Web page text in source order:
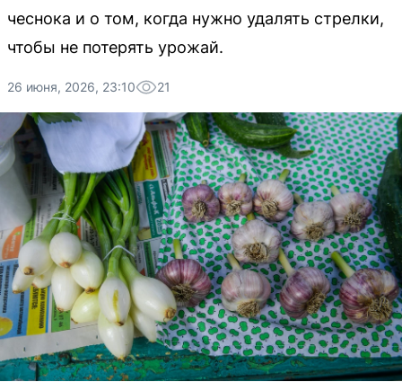
чеснока и о том, когда нужно удалять стрелки,
чтобы не потерять урожай.
26 июня, 2026, 23:10 21